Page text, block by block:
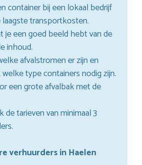
container bij een lokaal bedrijf
transportkosten.
je een goed beeld hebt van de
inhoud.
afvalstromen er zijn en
type containers nodig zijn.
een grote afvalbak met de
de tarieven van minimaal 3
verhuurders in Haelen